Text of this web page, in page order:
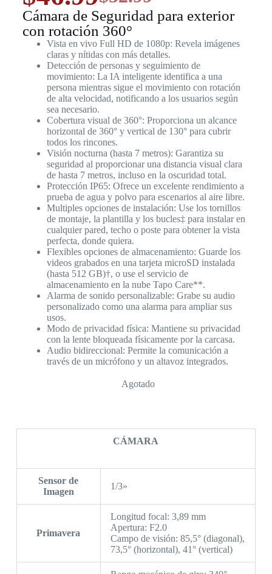
Cámara de Seguridad para exterior
con rotación 360°
Vista en vivo Full HD de 1080p: Revela imágenes
claras y nítidas con más detalles.
Detección de personas y seguimiento de
movimiento: La IA inteligente identifica a una
persona mientras sigue el movimiento con rotación
de alta velocidad, notificando a los usuarios según
sea necesario.
Cobertura visual de 360°: Proporciona un alcance
horizontal de 360° y vertical de 130° para cubrir
todos los rincones.
Visión nocturna (hasta 7 metros): Garantiza su
seguridad al proporcionar una distancia visual clara
de hasta 7 metros, incluso en la oscuridad total.
Protección IP65: Ofrece un excelente rendimiento a
prueba de agua y polvo para escenarios al aire libre.
Multiples opciones de instalación: Use los tornillos
de montaje, la plantilla y los bucles‡ para instalar en
cualquier pared, techo o poste para obtener la vista
perfecta, donde quiera.
Flexibles opciones de almacenamiento: Guarde los
videos grabados en una tarjeta microSD instalada
(hasta 512 GB)†, o use el servicio de
almacenamiento en la nube Tapo Care**.
Alarma de sonido personalizable: Grabe su audio
personalizado como una alarma para ampliar sus
usos.
Modo de privacidad física: Mantiene su privacidad
con la lente bloqueada físicamente por la carcasa.
Audio bidireccional: Permite la comunicación a
través de un micrófono y un altavoz integrados.
Agotado
CÁMARA
Sensor de
Imagen
1/3»
Primavera
Longitud focal: 3,89 mm
Apertura: F2.0
Campo de visión: 85,5° (diagonal),
73,5° (horizontal), 41° (vertical)